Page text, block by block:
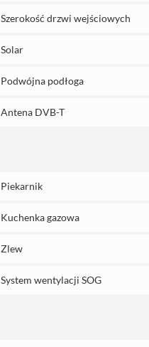
Szerokość drzwi wejściowych
Solar
Podwójna podłoga
Antena DVB-T
Piekarnik
Kuchenka gazowa
Zlew
System wentylacji SOG